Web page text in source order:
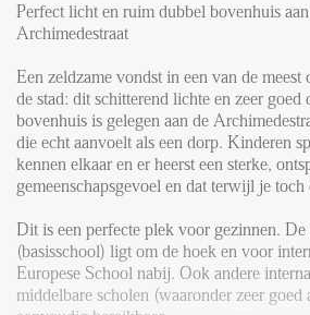
Perfect licht en ruim dubbel bovenhuis
Archimedestraat
Een zeldzame vondst in een van de meest
de stad: dit schitterend lichte en zeer goed
bovenhuis is gelegen aan de
die echt aanvoelt als een dorp. Kinderen
kennen elkaar en er heerst een sterke,
gemeenschapsgevoel en dat terwijl je
Dit is een perfecte plek voor gezinnen.
(basisschool) ligt om de hoek en voor
Europese School nabij. Ook andere
middelbare scholen (waaronder zeer goed
OVER ONS
FAQ
Reviews
Werken bij
CONTACT
Den Haag